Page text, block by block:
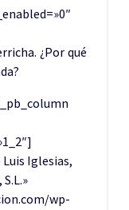
¿Por qué
Iglesias,
wp-